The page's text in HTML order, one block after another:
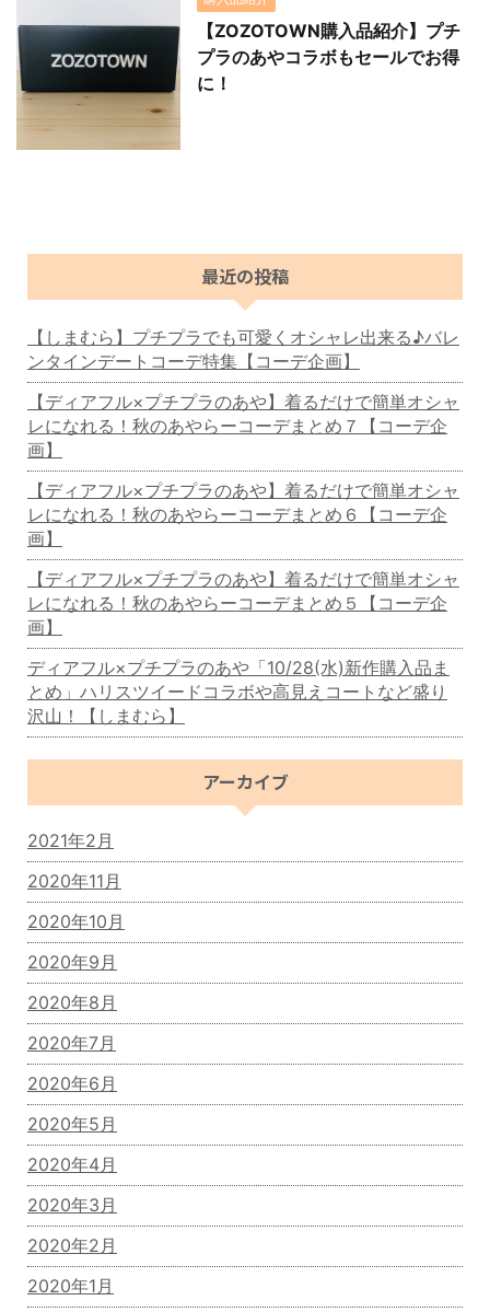
【ZOZOTOWN購入品紹介】プチ
プラのあやコラボもセールでお得
に！
最近の投稿
【しまむら】プチプラでも可愛くオシャレ出来る♪バレ
ンタインデートコーデ特集【コーデ企画】
【ディアフル×プチプラのあや】着るだけで簡単オシャ
レになれる！秋のあやらーコーデまとめ７【コーデ企
画】
【ディアフル×プチプラのあや】着るだけで簡単オシャ
レになれる！秋のあやらーコーデまとめ６【コーデ企
画】
【ディアフル×プチプラのあや】着るだけで簡単オシャ
レになれる！秋のあやらーコーデまとめ５【コーデ企
画】
ディアフル×プチプラのあや「10/28(水)新作購入品ま
とめ」ハリスツイードコラボや高見えコートなど盛り
沢山！【しまむら】
アーカイブ
2021年2月
2020年11月
2020年10月
2020年9月
2020年8月
2020年7月
2020年6月
2020年5月
2020年4月
2020年3月
2020年2月
2020年1月